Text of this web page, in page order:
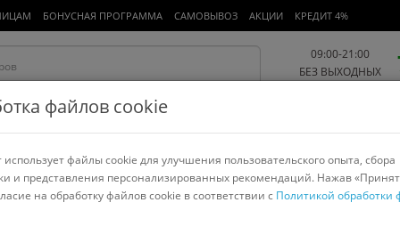
БОНУСНАЯ ПРОГРАММА САМОВЫВОЗ АКЦИИ КРЕДИТ 4%
09:00-21:00
БЕЗ ВЫХОДНЫХ
Работа и офис Авто и мото Детям и мамам Красота и
спорт
файлов cookie
файлы cookie для улучшения пользовательского опыта, сбора
и представления персонализированных рекомендаций. Нажав
на обработку файлов cookie в соответствии с Политикой обработки